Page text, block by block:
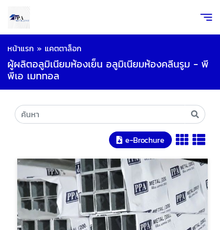
หน้าแรก » แคตตาล็อก
ผู้ผลิตอลูมิเนียมห้องเย็น อลูมิเนียมห้องคลีนรูม - พี
พีเอ เมททอล
e-Brochure